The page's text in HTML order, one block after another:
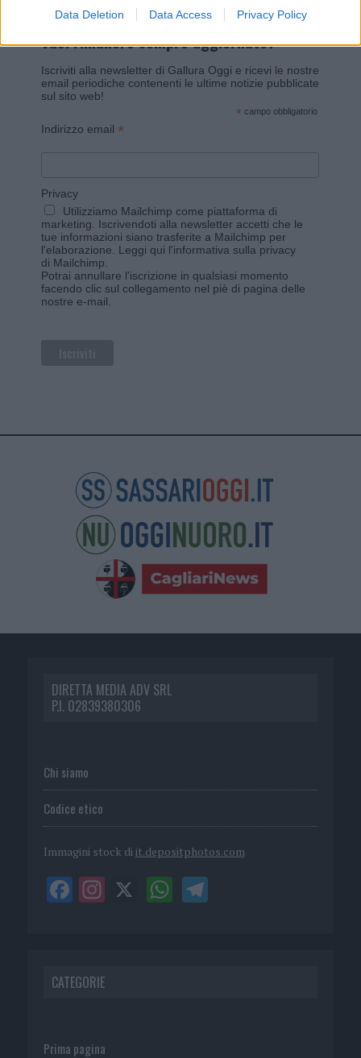
Data Deletion Data Access Privacy Policy
Vuoi rimanere sempre aggiornato?
Iscriviti alla newsletter di Gallura Oggi e ricevi le nostre
email periodiche contenenti le ultime notizie pubblicate
sul sito web!
* campo obbligatorio
Indirizzo email *
Privacy
Utilizziamo Mailchimp come piattaforma di
marketing. Iscrivendoti alla newsletter accetti che le
tue informazioni siano trasferite a Mailchimp per
l'elaborazione. Leggi qui l'informativa sulla privacy
di Mailchimp
Potrai annullare l'iscrizione in qualsiasi momento
facendo clic sul collegamento nel piè di pagina delle
nostre e-mail.
DIRETTA MEDIA ADV SRL
P.I. 02839380306
Chi siamo
Codice etico
Immagini stock di it.depositphotos.com
CATEGORIE
Prima pagina